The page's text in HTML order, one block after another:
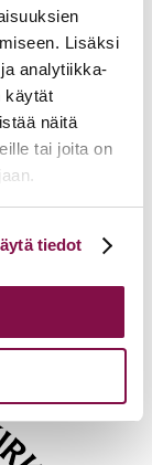
Lisäksi
analytiikka-
käytät
näitä
tai joita on
tiedot